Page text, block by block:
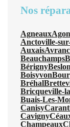
Nos
Agneaux
Anctoville-
Auxais
Beauchamps
BérignyBeslon
Boisyvon
Bréhal
Bricqueville-
Buais-Les-
Canisy
Cavigny
Champeaux